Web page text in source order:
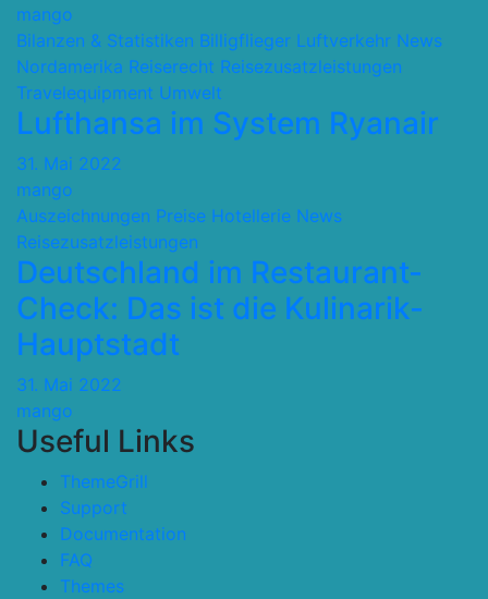
mango
Bilanzen & Statistiken Billigflieger Luftverkehr News
Nordamerika Reiserecht Reisezusatzleistungen
Travelequipment Umwelt
Lufthansa im System Ryanair
31. Mai 2022
mango
Auszeichnungen Preise Hotellerie News
Reisezusatzleistungen
Deutschland im Restaurant-
Check: Das ist die Kulinarik-
Hauptstadt
31. Mai 2022
mango
Useful Links
ThemeGrill
Support
Documentation
FAQ
Themes